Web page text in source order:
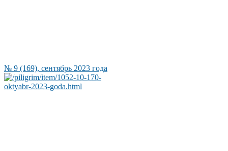
№ 9 (169), сентябрь 2023 года